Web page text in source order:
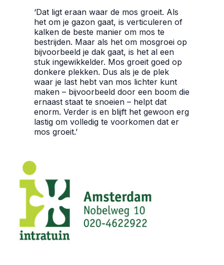
‘Dat ligt eraan waar de mos groeit. Als
het om je gazon gaat, is verticuleren of
kalken de beste manier om mos te
bestrijden. Maar als het om mosgroei op
bijvoorbeeld je dak gaat, is het al een
stuk ingewikkelder. Mos groeit goed op
donkere plekken. Dus als je de plek
waar je last hebt van mos lichter kunt
maken – bijvoorbeeld door een boom die
ernaast staat te snoeien – helpt dat
enorm. Verder is en blijft het gewoon erg
lastig om volledig te voorkomen dat er
mos groeit.’